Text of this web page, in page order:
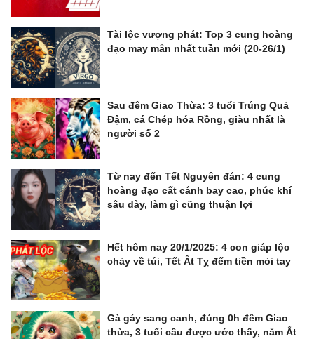
Tài lộc vượng phát: Top 3 cung hoàng
đạo may mắn nhất tuần mới (20-26/1)
Sau đêm Giao Thừa: 3 tuổi Trúng Quả
Đậm, cá Chép hóa Rồng, giàu nhất là
người số 2
Từ nay đến Tết Nguyên đán: 4 cung
hoàng đạo cất cánh bay cao, phúc khí
sâu dày, làm gì cũng thuận lợi
Hết hôm nay 20/1/2025: 4 con giáp lộc
chảy về túi, Tết Ất Tỵ đếm tiền mỏi tay
Gà gáy sang canh, đúng 0h đêm Giao
thừa, 3 tuổi cầu được ước thấy, năm Ất